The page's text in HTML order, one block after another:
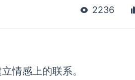
2236
情感上的联系。